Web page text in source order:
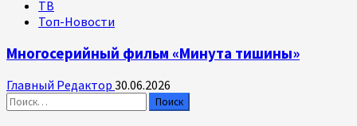
ТВ
Топ-Новости
Многосерийный фильм «Минута тишины»
Главный Редактор 30.06.2026
Найти: